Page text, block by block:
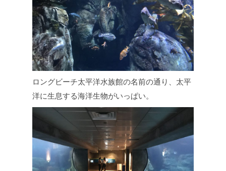
ロングビーチ太平洋水族館の名前の通り、太平
洋に生息する海洋生物がいっぱい。